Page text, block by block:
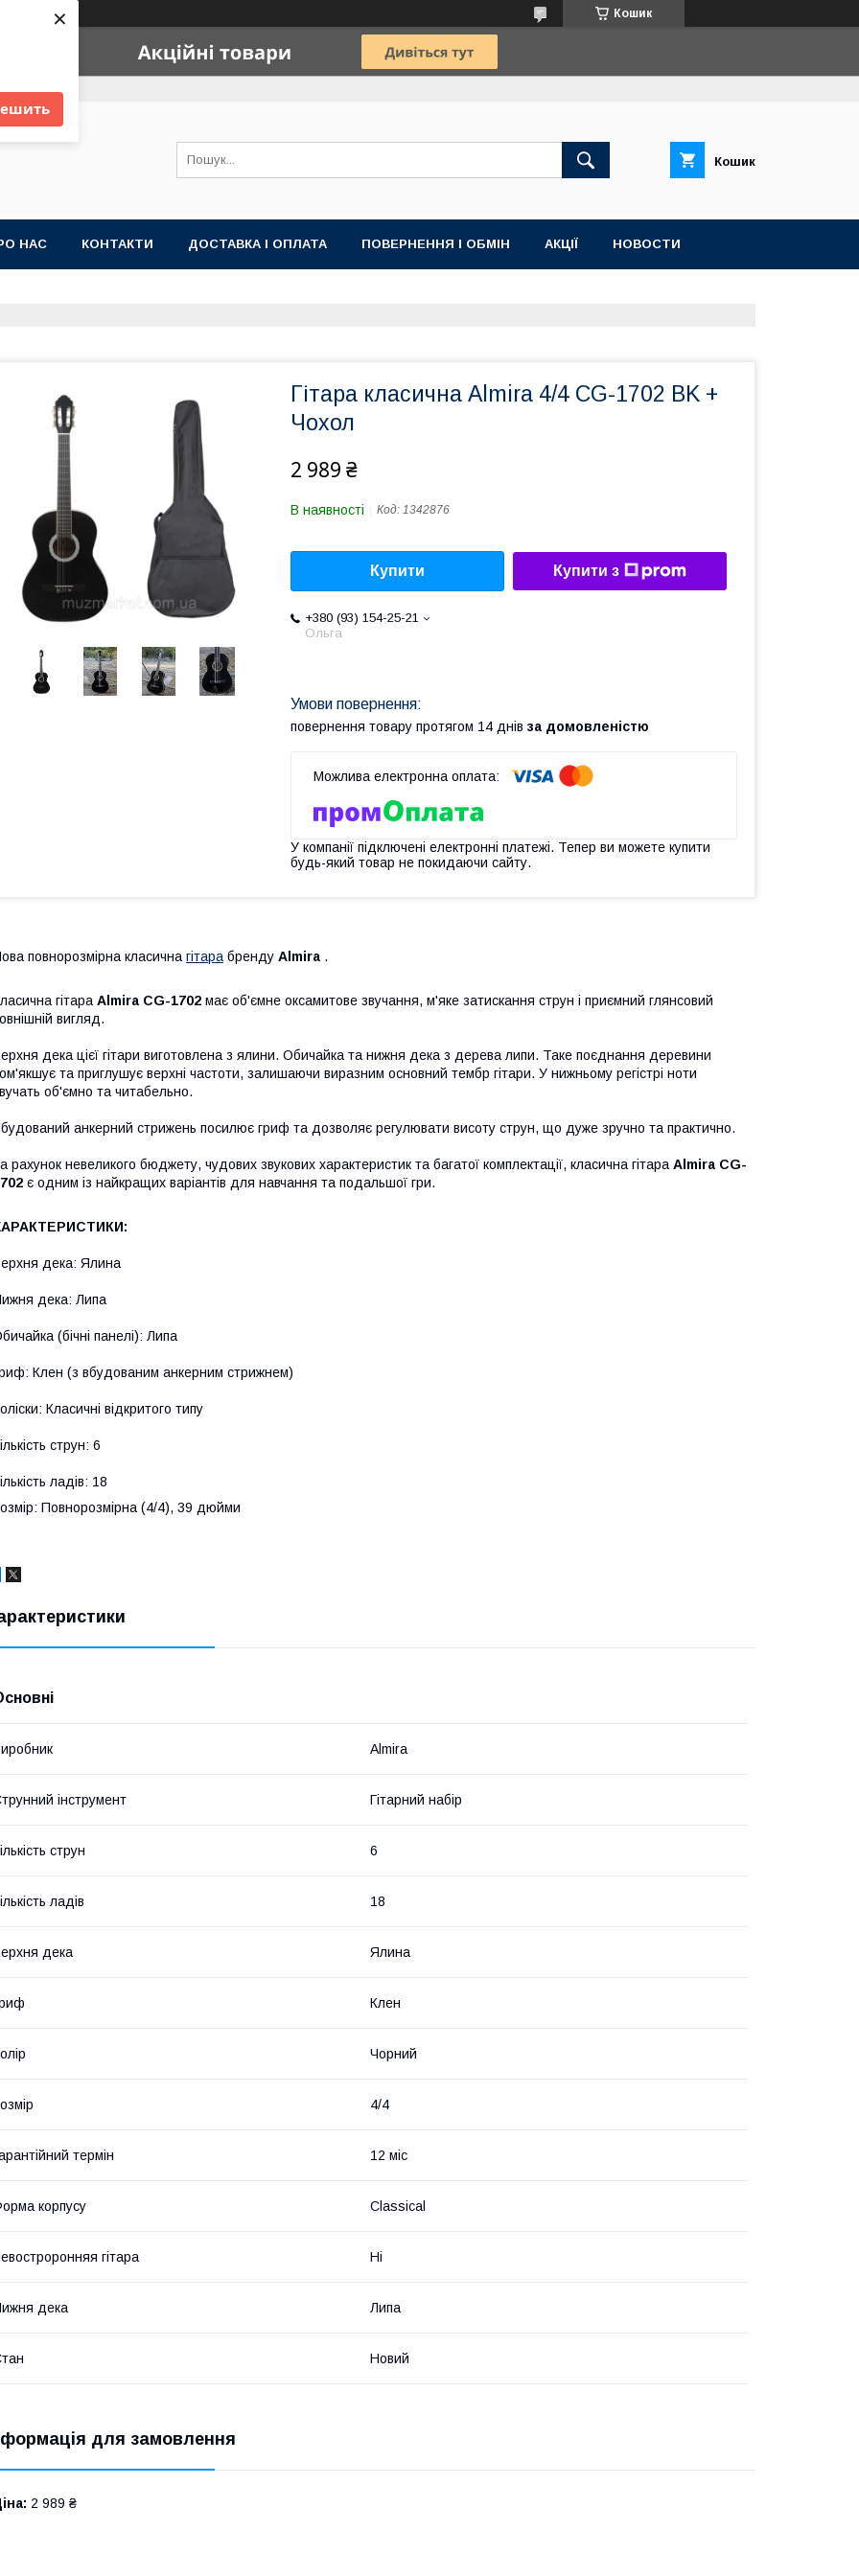
× Кошик
Кошик
НАС КОНТАКТИ ДОСТАВКА І ОПЛАТА ПОВЕРНЕННЯ І ОБМІН АКЦІЇ НОВОСТИ
Гітара класична Almira 4/4 CG-1702 BK +
Чохол
2 989 ₴
В наявності Код: 1342876
Купити Купити з
+380 (93) 154-25-21
Ольга
повернення товару протягом 14 днів за домовленістю
У компанії підключені електронні платежі. Тепер ви можете купити
будь-який товар не покидаючи сайту.
повнорозмірна класична гітара бренду Almira .
гітара Almira CG-1702 має об'ємне оксамитове звучання, м'яке затискання струн і приємний глянсовий
вигляд.
дека цієї гітари виготовлена з ялини. Обичайка та нижня дека з дерева липи. Таке поєднання деревини
та приглушує верхні частоти, залишаючи виразним основний тембр гітари. У нижньому регістрі ноти
об'ємно та читабельно.
анкерний стрижень посилює гриф та дозволяє регулювати висоту струн, що дуже зручно та практично.
рахунок невеликого бюджету, чудових звукових характеристик та багатої комплектації, класична гітара Almira CG-
є одним із найкращих варіантів для навчання та подальшої гри.
дека: Ялина
дека: Липа
(бічні панелі): Липа
Клен (з вбудованим анкерним стрижнем)
Класичні відкритого типу
струн: 6
ладів: 18
Повнорозмірна (4/4), 39 дюйми
Almira
інструмент Гітарний набір
струн 6
ладів 18
дека Ялина
Клен
Чорний
4/4
термін 12 міс
корпусу Classical
гітара Ні
дека Липа
Новий
для замовлення
2 989 ₴